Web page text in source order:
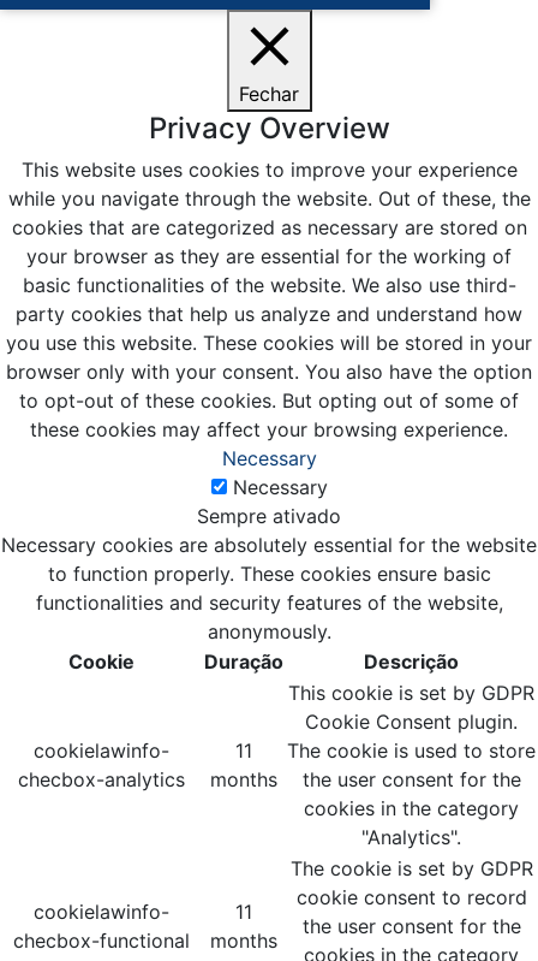
Fechar
Privacy Overview
This website uses cookies to improve your experience
while you navigate through the website. Out of these, the
cookies that are categorized as necessary are stored on
your browser as they are essential for the working of
basic functionalities of the website. We also use third-
party cookies that help us analyze and understand how
you use this website. These cookies will be stored in your
browser only with your consent. You also have the option
to opt-out of these cookies. But opting out of some of
these cookies may affect your browsing experience.
Necessary
Necessary
Sempre ativado
Necessary cookies are absolutely essential for the website
to function properly. These cookies ensure basic
functionalities and security features of the website,
anonymously.
Cookie
Duração Descrição
cookielawinfo-
checbox-analytics
11
months
This cookie is set by GDPR
Cookie Consent plugin.
The cookie is used to store
the user consent for the
cookies in the category
"Analytics".
cookielawinfo-
checbox-functional
11
months
The cookie is set by GDPR
cookie consent to record
the user consent for the
cookies in the category